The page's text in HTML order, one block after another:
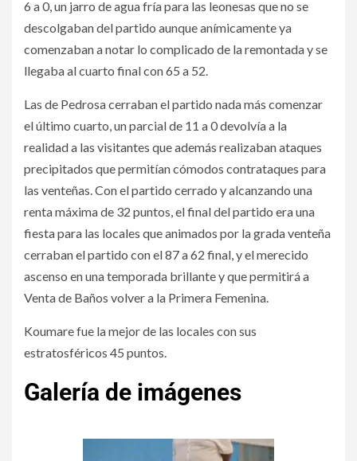
6 a 0, un jarro de agua fría para las leonesas que no se
descolgaban del partido aunque anímicamente ya
comenzaban a notar lo complicado de la remontada y se
llegaba al cuarto final con 65 a 52.
Las de Pedrosa cerraban el partido nada más comenzar
el último cuarto, un parcial de 11 a 0 devolvía a la
realidad a las visitantes que además realizaban ataques
precipitados que permitían cómodos contrataques para
las venteñas. Con el partido cerrado y alcanzando una
renta máxima de 32 puntos, el final del partido era una
fiesta para las locales que animados por la grada venteña
cerraban el partido con el 87 a 62 final, y el merecido
ascenso en una temporada brillante y que permitirá a
Venta de Baños volver a la Primera Femenina.
Koumare fue la mejor de las locales con sus
estratosféricos 45 puntos.
Galería de imágenes